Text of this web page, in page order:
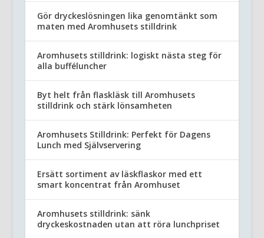
Gör dryckeslösningen lika genomtänkt som
maten med Aromhusets stilldrink
Aromhusets stilldrink: logiskt nästa steg för
alla bufféluncher
Byt helt från flaskläsk till Aromhusets
stilldrink och stärk lönsamheten
Aromhusets Stilldrink: Perfekt för Dagens
Lunch med Självservering
Ersätt sortiment av läskflaskor med ett
smart koncentrat från Aromhuset
Aromhusets stilldrink: sänk
dryckeskostnaden utan att röra lunchpriset